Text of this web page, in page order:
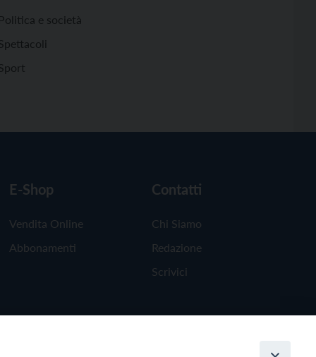
Politica e società
E-Shop
Vendita Online
Abbonamenti
Contatti
Chi Siamo
Redazione
Scrivici